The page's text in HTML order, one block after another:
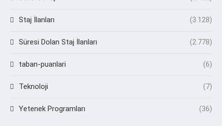
Staj İlanları (3.128)
Süresi Dolan Staj İlanları (2.778)
taban-puanlari (6)
Teknoloji (7)
Yetenek Programları (36)